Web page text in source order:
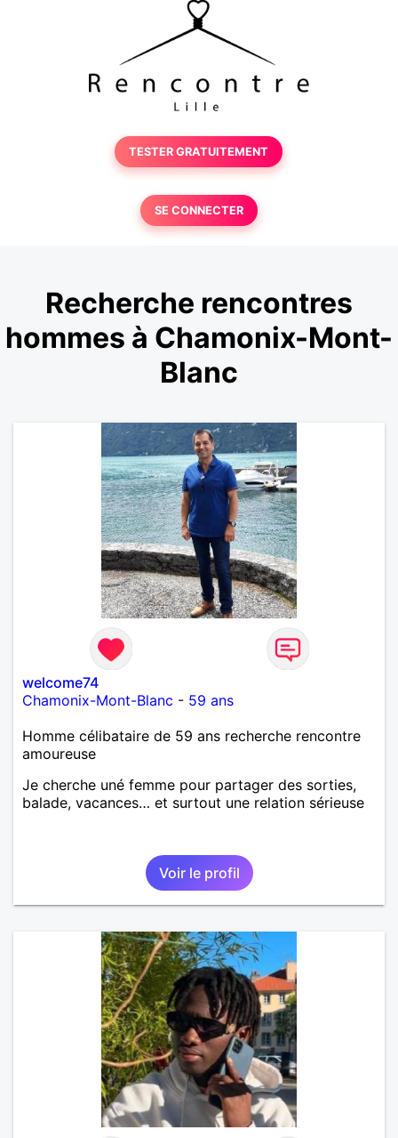
TESTER GRATUITEMENT
SE CONNECTER
Recherche rencontres
hommes à Chamonix-Mont-
Blanc
welcome74
Chamonix-Mont-Blanc - 59 ans
Homme célibataire de 59 ans recherche rencontre
amoureuse
Je cherche uné femme pour partager des sorties,
balade, vacances… et surtout une relation sérieuse
Voir le profil